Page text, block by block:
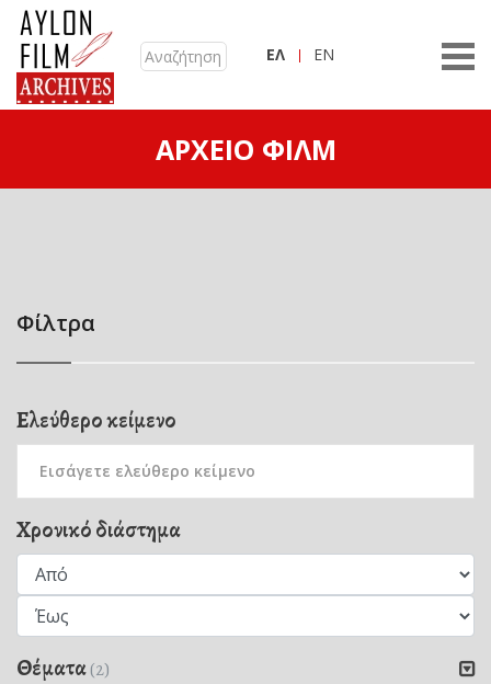
ΕΛ EN
ΑΡΧΕΊΟ ΦΙΛΜ
Φίλτρα
Ελεύθερο κείμενο
Χρονικό διάστημα
Θέματα(2)